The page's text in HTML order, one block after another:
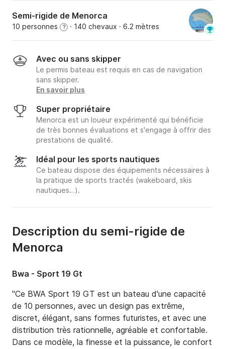
Semi-rigide de Menorca
10 personnes ? · 140 chevaux · 6.2 mètres
Avec ou sans skipper
Le permis bateau est requis en cas de navigation
sans skipper.
En savoir plus
Super propriétaire
Menorca est un loueur expérimenté qui bénéficie
de très bonnes évaluations et s'engage à offrir des
prestations de qualité.
Idéal pour les sports nautiques
Ce bateau dispose des équipements nécessaires à
la pratique de sports tractés (wakeboard, skis
nautiques…).
Description du semi-rigide de
Menorca
Bwa - Sport 19 Gt
"Ce BWA Sport 19 GT est un bateau d'une capacité
de 10 personnes, avec un design pas extrême,
discret, élégant, sans formes futuristes, et avec une
distribution très rationnelle, agréable et confortable.
Dans ce modèle, la finesse et la puissance, le confort